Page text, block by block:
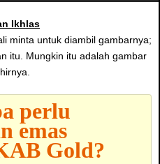
Ikhlas
minta untuk diambil gambarnya;
itu. Mungkin itu adalah gambar
perlu
emas
Gold?